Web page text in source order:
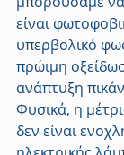
είναι
υπερβολικό
πρώιμη
ανάπτυξη
Φυσικά, η
δεν είναι